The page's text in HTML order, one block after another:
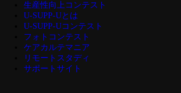
生産性向上コンテスト
U-SUPP-Uとは
U-SUPP-Uコンテスト
フォトコンテスト
ケアカルテマニア
リモートスタディ
サポートサイト